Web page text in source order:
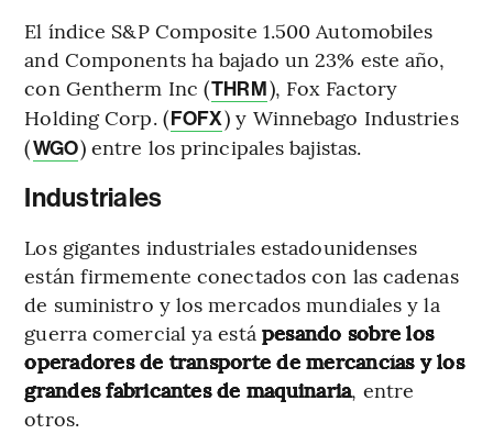
El índice S&P Composite 1.500 Automobiles
and Components ha bajado un 23% este año,
con Gentherm Inc (THRM), Fox Factory
Holding Corp. (FOFX) y Winnebago Industries
(WGO) entre los principales bajistas.
Industriales
Los gigantes industriales estadounidenses
están firmemente conectados con las cadenas
de suministro y los mercados mundiales y la
guerra comercial ya está pesando sobre los
operadores de transporte de mercancías y los
grandes fabricantes de maquinaria, entre
otros.